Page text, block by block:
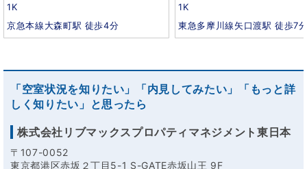
1K
京急本線大森町駅 徒歩4分
1K
東急多摩川線矢口渡駅 徒歩7
「空室状況を知りたい」「内見してみたい」「もっと詳
しく知りたい」と思ったら
株式会社リブマックスプロパティマネジメント東日本
〒107-0052
東京都港区赤坂２丁目5-1 S-GATE赤坂山王 9F